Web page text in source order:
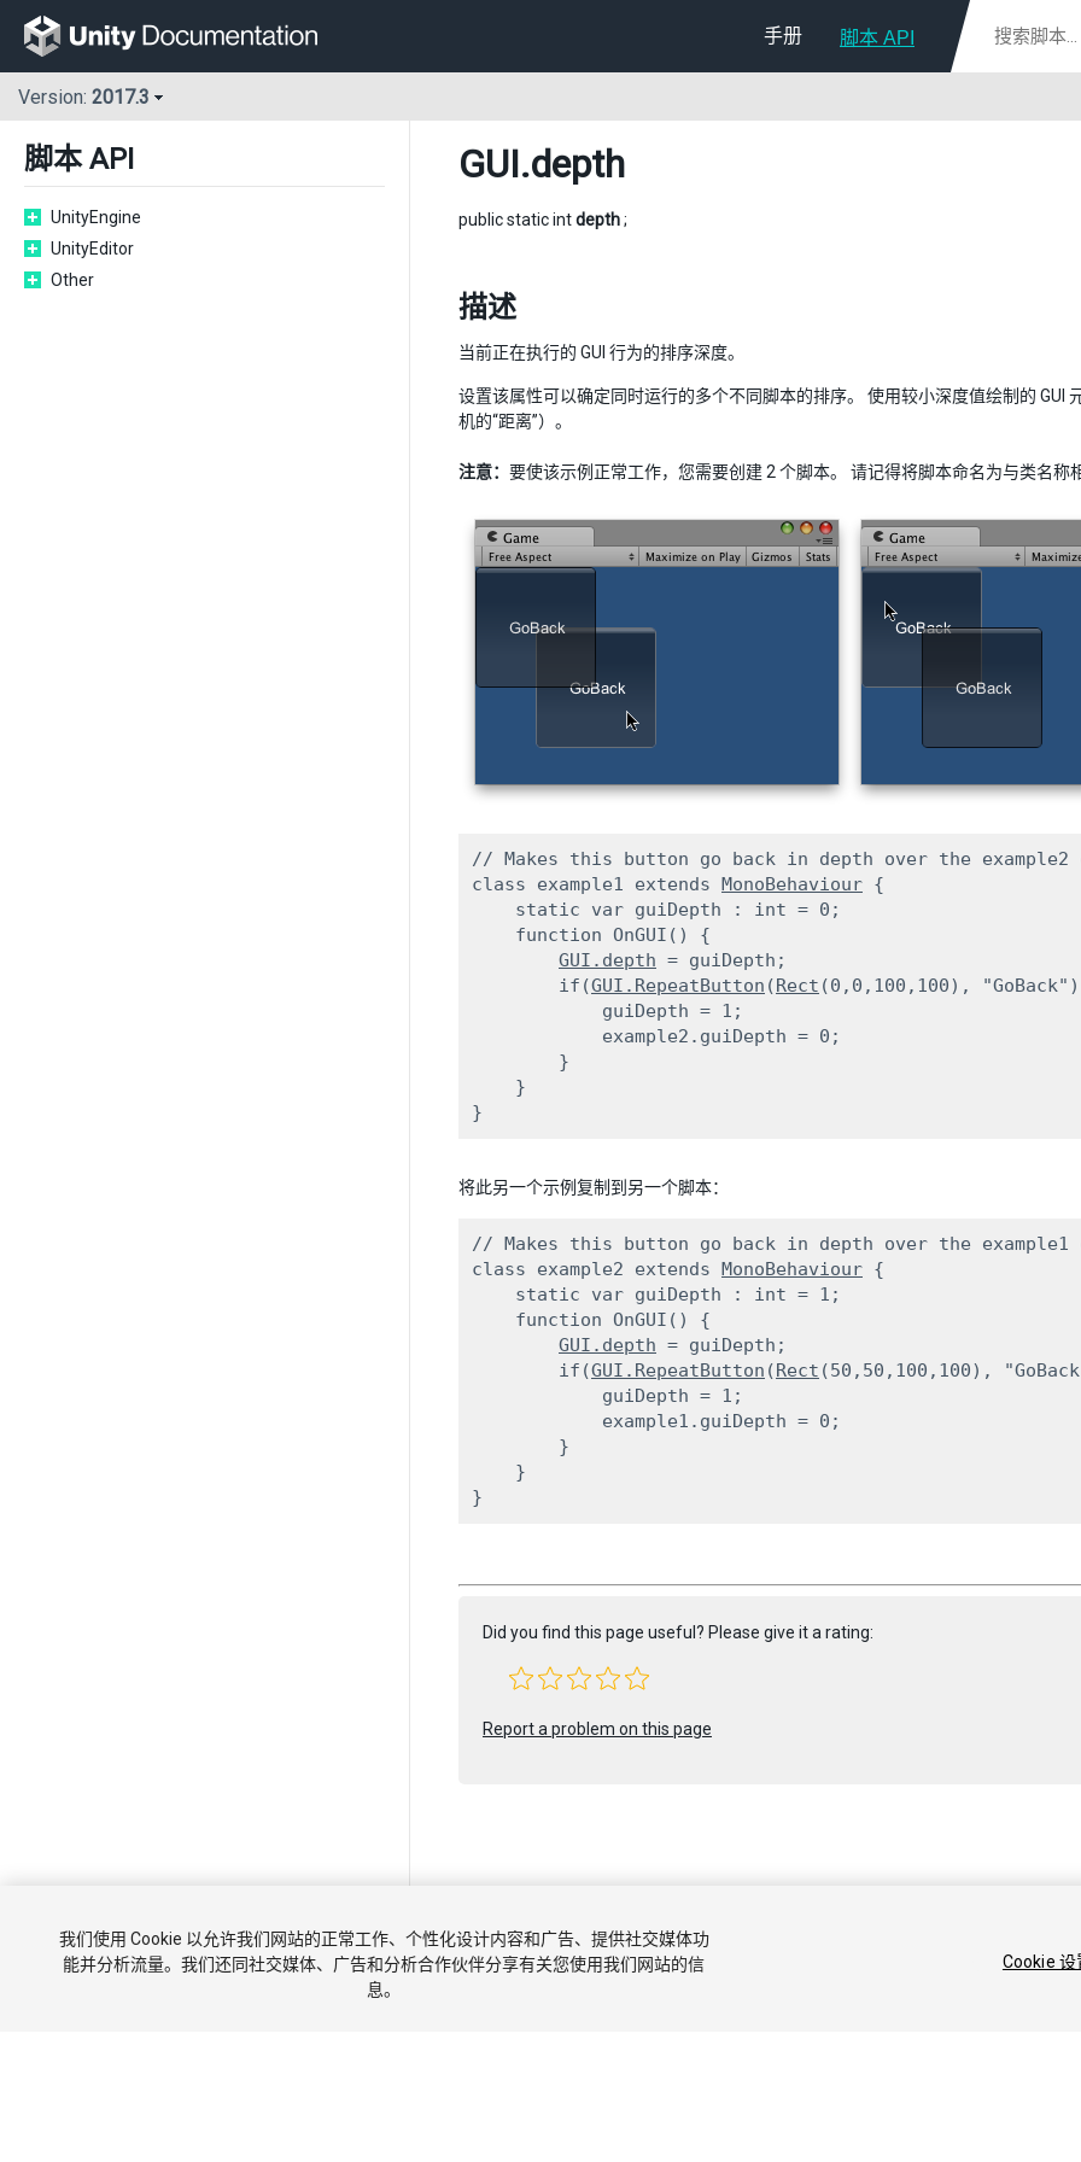
手册 脚本 API
Version: 2017.3
脚本 API
UnityEngine
UnityEditor
Other
GUI.depth
public static intdepth;
描述
当前正在执行的 GUI 行为的排序深度。
设置该属性可以确定同时运行的多个不同脚本的排序。 使用较小深度值绘制的
机的“距离”）。
注意： 要使该示例正常工作，您需要创建 2 个脚本。 请记得将脚本命名为与类名称
// Makes this button go back in depth over the example2
class example1 extends MonoBehaviour {
    static var guiDepth : int = 0;
    function OnGUI() {
GUI.depth = guiDepth;
        if(
GUI.RepeatButton (Rect (0,0,100,100),
            guiDepth = 1;
            example2.guiDepth = 0;
        }
    }
将此另一个示例复制到另一个脚本：
// Makes this button go back in depth over the example1
class example2 extends MonoBehaviour {
    static var guiDepth : int = 1;
    function OnGUI() {
GUI.depth = guiDepth;
        if(
GUI.RepeatButton (Rect (50,50,100,100),
            guiDepth = 1;
            example1.guiDepth = 0;
        }
    }
Did you find this page useful? Please give it a rating:
Report a problem on this page
教程 社区答案 知识库 论坛 法律条款 隐私
我们使用 Cookie 以允许我们网站的正常工作、个性化设计内容和广告、提供社交媒体功
能并分析流量。我们还同社交媒体、广告和分析合作伙伴分享有关您使用我们网站的信
息。
Cookie 设